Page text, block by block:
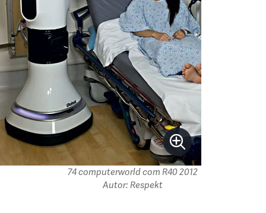
74 computerworld com R40 2012
Autor: Respekt